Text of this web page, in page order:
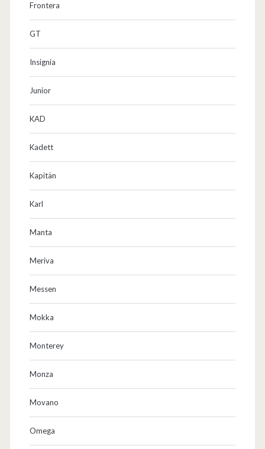
Frontera
GT
Insignia
Junior
KAD
Kadett
Kapitän
Karl
Manta
Meriva
Messen
Mokka
Monterey
Monza
Movano
Omega